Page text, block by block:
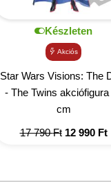
Készleten
Akciós
Star Wars Visions: The
- The Twins akciófigura
cm
17 790Ft Original
12 990 Ft